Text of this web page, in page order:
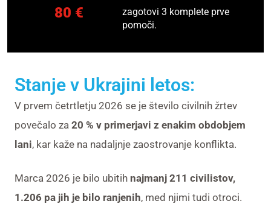
80 €
zagotovi 3 komplete prve
pomoči.
Stanje v Ukrajini letos:
V prvem četrtletju 2026 se je število civilnih žrtev
povečalo za 20 % v primerjavi z enakim obdobjem
lani, kar kaže na nadaljnje zaostrovanje konflikta.
Marca 2026 je bilo ubitih najmanj 211 civilistov,
1.206 pa jih je bilo ranjenih, med njimi tudi otroci.